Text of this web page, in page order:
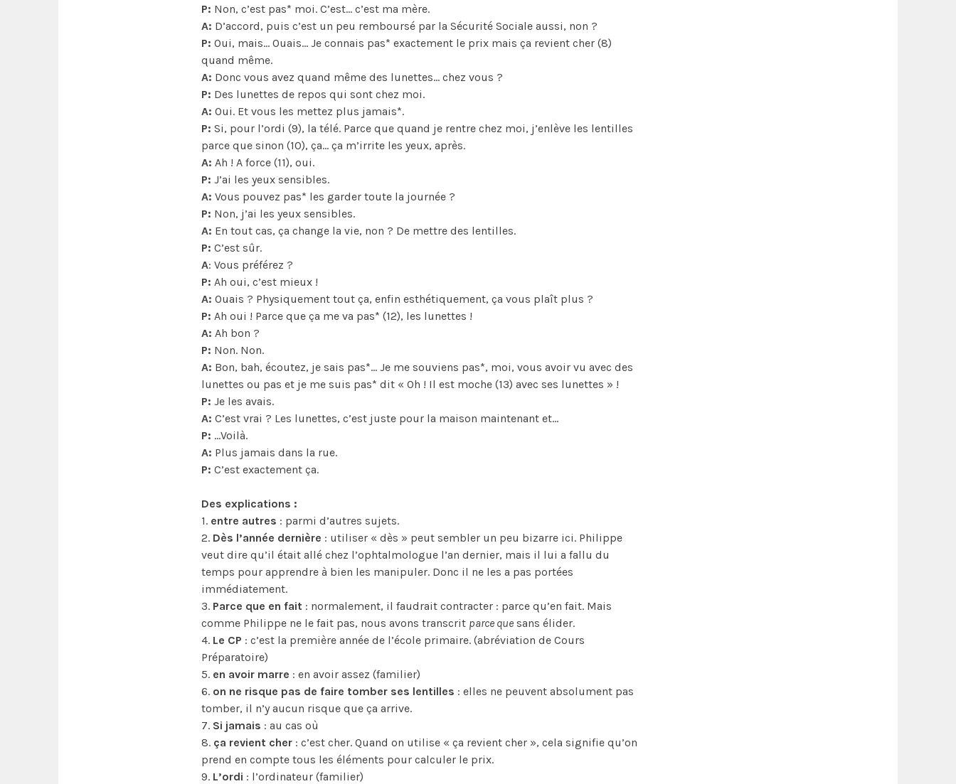
P: Non, c’est pas* moi. C’est… c’est ma mère.
A: D’accord, puis c’est un peu remboursé par la Sécurité Sociale aussi, non ?
P: Oui, mais… Ouais… Je connais pas* exactement le prix mais ça revient cher (8)
quand même.
A: Donc vous avez quand même des lunettes… chez vous ?
P: Des lunettes de repos qui sont chez moi.
A: Oui. Et vous les mettez plus jamais*.
P: Si, pour l’ordi (9), la télé. Parce que quand je rentre chez moi, j’enlève les lentilles
parce que sinon (10), ça… ça m’irrite les yeux, après.
A: Ah ! A force (11), oui.
P: J’ai les yeux sensibles.
A: Vous pouvez pas* les garder toute la journée ?
P: Non, j’ai les yeux sensibles.
A: En tout cas, ça change la vie, non ? De mettre des lentilles.
P: C’est sûr.
A: Vous préférez ?
P: Ah oui, c’est mieux !
A: Ouais ? Physiquement tout ça, enfin esthétiquement, ça vous plaît plus ?
P: Ah oui ! Parce que ça me va pas* (12), les lunettes !
A: Ah bon ?
P: Non. Non.
A: Bon, bah, écoutez, je sais pas*… Je me souviens pas*, moi, vous avoir vu avec des
lunettes ou pas et je me suis pas* dit « Oh ! Il est moche (13) avec ses lunettes » !
P: Je les avais.
A: C’est vrai ? Les lunettes, c’est juste pour la maison maintenant et…
P: …Voilà.
A: Plus jamais dans la rue.
P: C’est exactement ça.
Des explications :
1. entre autres : parmi d’autres sujets.
2. Dès l’année dernière : utiliser « dès » peut sembler un peu bizarre ici. Philippe
veut dire qu’il était allé chez l’ophtalmologue l’an dernier, mais il lui a fallu du
temps pour apprendre à bien les manipuler. Donc il ne les a pas portées
immédiatement.
3. Parce que en fait : normalement, il faudrait contracter : parce qu’en fait. Mais
comme Philippe ne le fait pas, nous avons transcrit parce que sans élider.
4. Le CP : c’est la première année de l’école primaire. (abréviation de Cours
Préparatoire)
5. en avoir marre : en avoir assez (familier)
6. on ne risque pas de faire tomber ses lentilles : elles ne peuvent absolument pas
tomber, il n’y aucun risque que ça arrive.
7. Si jamais : au cas où
8. ça revient cher : c’est cher. Quand on utilise « ça revient cher », cela signifie qu’on
prend en compte tous les éléments pour calculer le prix.
9. L’ordi : l’ordinateur (familier)